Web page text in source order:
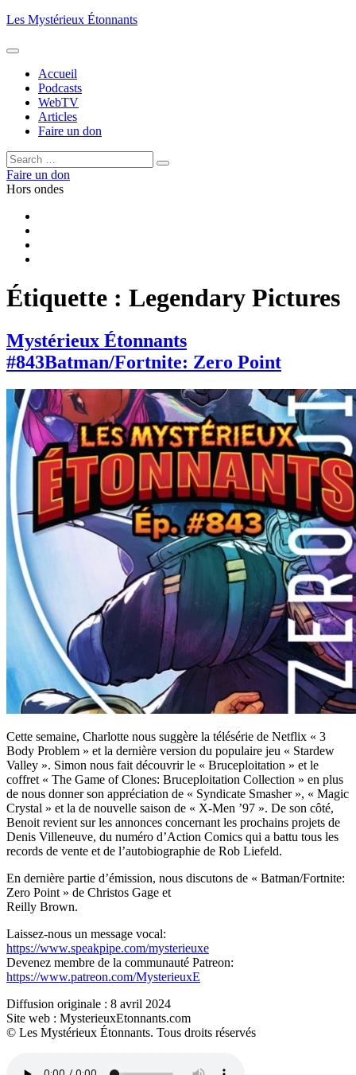
Aller
contenu
Les Mystérieux Étonnants
Accueil
Podcasts
WebTV
Articles
Faire un don
Rechercher :
Rechercher
Faire un don
Hors ondes
Étiquette : Legendary Pictures
Mystérieux Étonnants
#843Batman/Fortnite: Zero Point
Cette semaine, Charlotte nous suggère la télésérie de Netflix « 3
Body Problem » et la dernière version du populaire jeu « Stardew
Valley ». Simon nous fait découvrir le « Bruceploitation » et le
coffret « The Game of Clones: Bruceploitation Collection » en plus
de nous donner son appréciation de « Syndicate Smasher », « Magic
Crystal » et la de nouvelle saison de « X-Men ’97 ». De son côté,
Benoit revient sur les annonces concernant les prochains projets de
Denis Villeneuve, du numéro d’Action Comics qui a battu tous les
records de vente et de l’autobiographie de Rob Liefeld.
En dernière partie d’émission, nous discutons de « Batman/Fortnite:
Zero Point » de Christos Gage et
Reilly Brown.
Laissez-nous un message vocal:
https://www.speakpipe.com/mysterieuxe
Devenez membre de la communauté Patreon:
https://www.patreon.com/MysterieuxE
Diffusion originale : 8 avril 2024
Site web : MysterieuxEtonnants.com
© Les Mystérieux Étonnants. Tous droits réservés